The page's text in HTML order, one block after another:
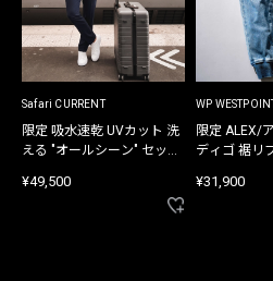
Safari CURRENT
限定 吸水速乾 UVカット 洗
える "オールシーン" セット
¥49,500
WP WESTPOINT
限定 ALEX/
ディゴ 裾リ
¥31,900